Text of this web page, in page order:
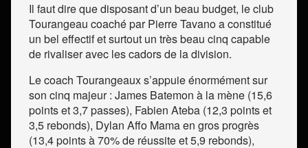
Il faut dire que disposant d’un beau budget, le club
Tourangeau coaché par Pierre Tavano a constitué
un bel effectif et surtout un très beau cinq capable
de rivaliser avec les cadors de la division.
Le coach Tourangeaux s’appuie énormément sur
son cinq majeur : James Batemon à la mène (15,6
points et 3,7 passes), Fabien Ateba (12,3 points et
3,5 rebonds), Dylan Affo Mama en gros progrès
(13,4 points à 70% de réussite et 5,9 rebonds),